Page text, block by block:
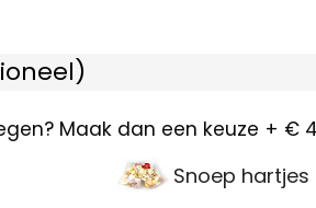
Maak dan een keuze + €
Snoep hartjes